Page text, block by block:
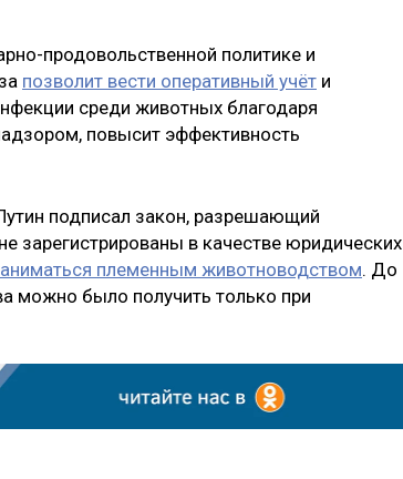
продовольственной политике и
позволит вести оперативный учёт и
среди животных благодаря
повысит эффективность
подписал закон, разрешающий
зарегистрированы в качестве юридических
племенным животноводством. До
можно было получить только при